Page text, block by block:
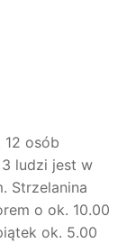
12 osób
ludzi jest w
Strzelanina
o ok. 10.00
ok. 5.00